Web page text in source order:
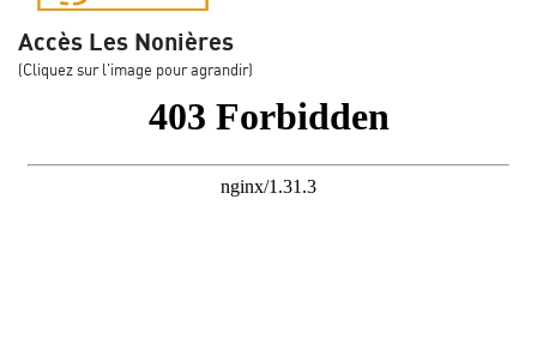
Accès Les Nonières
(Cliquez sur l'image pour agrandir)